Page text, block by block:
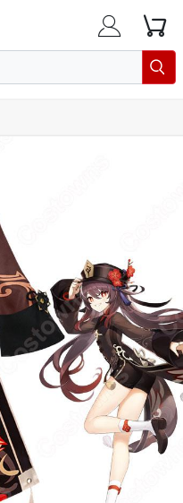
 
